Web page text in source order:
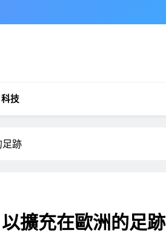
科技
足跡
擴充在歐洲的足跡